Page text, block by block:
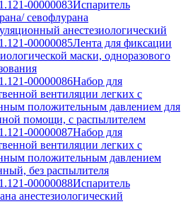
00000083Испаритель
севофлурана
анестезиологический
00000085Лента для фиксации
маски, одноразового
00000086Набор для
вентиляции легких с
положительным давлением для
помощи, с распылителем
00000087Набор для
вентиляции легких с
положительным давлением
без распылителя
00000088Испаритель
анестезиологический